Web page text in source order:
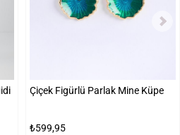
Çiçek Figürlü Parlak Mine Küpe
₺599,95